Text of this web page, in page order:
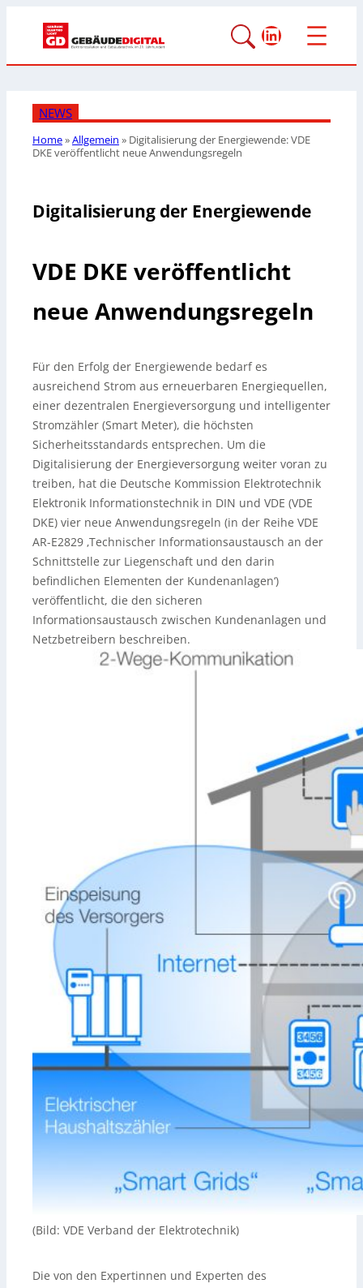
LinkedIn
NEWS
Home»Allgemein » Digitalisierung der Energiewende: VDE
DKE veröffentlicht neue Anwendungsregeln
Digitalisierung der Energiewende
VDE DKE veröffentlicht
neue Anwendungsregeln
Für den Erfolg der Energiewende bedarf es
ausreichend Strom aus erneuerbaren Energiequellen,
einer dezentralen Energieversorgung und intelligenter
Stromzähler (Smart Meter), die höchsten
Sicherheitsstandards entsprechen. Um die
Digitalisierung der Energieversorgung weiter voran zu
treiben, hat die Deutsche Kommission Elektrotechnik
Elektronik Informationstechnik in DIN und VDE (VDE
DKE) vier neue Anwendungsregeln (in der Reihe VDE
AR-E2829 ‚Technischer Informationsaustausch an der
Schnittstelle zur Liegenschaft und den darin
befindlichen Elementen der Kundenanlagen‘)
veröffentlicht, die den sicheren
Informationsaustausch zwischen Kundenanlagen und
Netzbetreibern beschreiben.
(Bild: VDE Verband der Elektrotechnik)
Die von den Expertinnen und Experten des